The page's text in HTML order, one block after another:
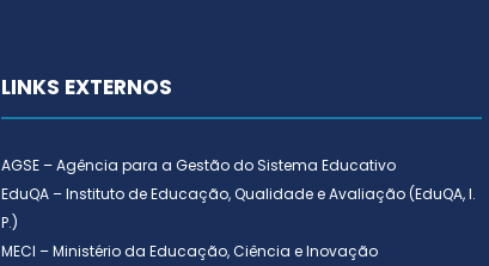
LINKS EXTERNOS
AGSE – Agência para a Gestão do Sistema Educativo
EduQA – Instituto de Educação, Qualidade e Avaliação (EduQA, I.
P.)
MECI – Ministério da Educação, Ciência e Inovação